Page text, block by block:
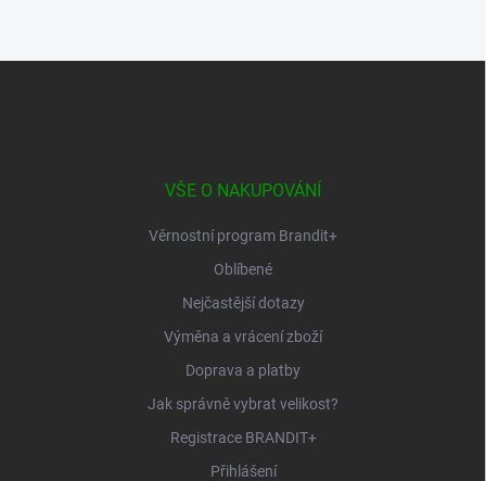
VŠE O NAKUPOVÁNÍ
Věrnostní program Brandit+
Oblíbené
Nejčastější dotazy
Výměna a vrácení zboží
Doprava a platby
Jak správně vybrat velikost?
Registrace BRANDIT+
Přihlášení